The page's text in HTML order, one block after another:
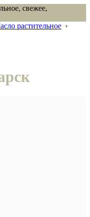
свежее,
растительное ›